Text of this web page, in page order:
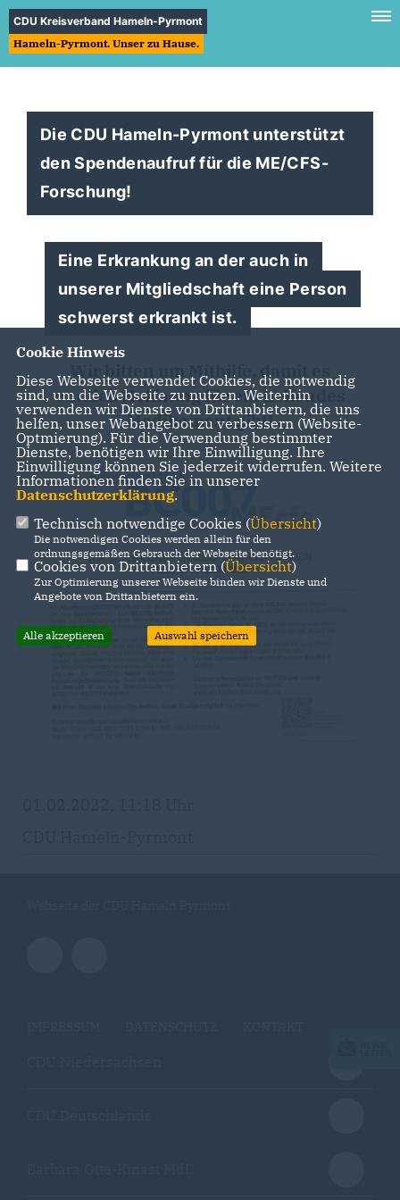
CDU Kreisverband Hameln-Pyrmont
Hameln-Pyrmont. Unser zu Hause.
Die CDU Hameln-Pyrmont unterstützt
den Spendenaufruf für die ME/CFS-
Forschung!
Eine Erkrankung an der auch in
unserer Mitgliedschaft eine Person
schwerst erkrankt ist.
Wir bitten um Mithilfe, damit es
endlich Hoffnung für ein helfendes
Medikament gibt!
Cookie Hinweis
Diese Webseite verwendet Cookies, die notwendig
sind, um die Webseite zu nutzen. Weiterhin
verwenden wir Dienste von Drittanbietern, die uns
helfen, unser Webangebot zu verbessern (Website-
Optmierung). Für die Verwendung bestimmter
Dienste, benötigen wir Ihre Einwilligung. Ihre
Einwilligung können Sie jederzeit widerrufen. Weitere
Informationen finden Sie in unserer
Datenschutzerklärung.
Technisch notwendige Cookies (Übersicht)
Die notwendigen Cookies werden allein für den
ordnungsgemäßen Gebrauch der Webseite benötigt.
Cookies von Drittanbietern (Übersicht)
Zur Optimierung unserer Webseite binden wir Dienste und
Angebote von Drittanbietern ein.
Alle akzeptieren Auswahl speichern